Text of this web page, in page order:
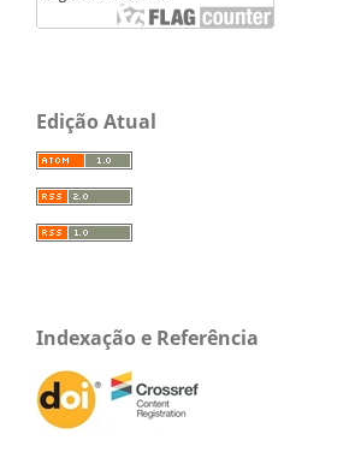
Edição Atual
Indexação e Referência